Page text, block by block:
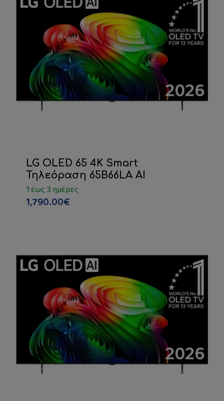
LG OLED 65 4K Smart
Τηλεόραση 65B66LA AI
1 έως 3 ημέρες
1,790.00€